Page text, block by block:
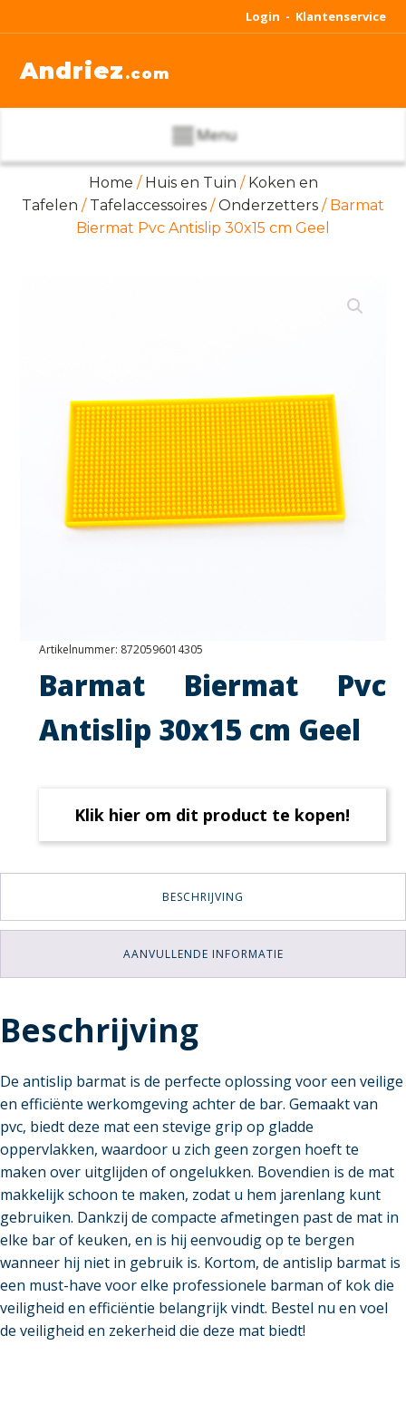
Login - Klantenservice
Andriez .com
Menu
Home / Huis en Tuin / Koken en
Tafelen / Tafelaccessoires /Onderzetters / Barmat
Biermat Pvc Antislip 30x15 cm Geel
Artikelnummer: 8720596014305
Barmat Biermat Pvc
Antislip 30x15 cm Geel
Klik hier om dit product te kopen!
BESCHRIJVING
AANVULLENDE INFORMATIE
Beschrijving
De antislip barmat is de perfecte oplossing voor een veilige
en efficiënte werkomgeving achter de bar. Gemaakt van
pvc, biedt deze mat een stevige grip op gladde
oppervlakken, waardoor u zich geen zorgen hoeft te
maken over uitglijden of ongelukken. Bovendien is de mat
makkelijk schoon te maken, zodat u hem jarenlang kunt
gebruiken. Dankzij de compacte afmetingen past de mat in
elke bar of keuken, en is hij eenvoudig op te bergen
wanneer hij niet in gebruik is. Kortom, de antislip barmat is
een must-have voor elke professionele barman of kok die
veiligheid en efficiëntie belangrijk vindt. Bestel nu en voel
de veiligheid en zekerheid die deze mat biedt!